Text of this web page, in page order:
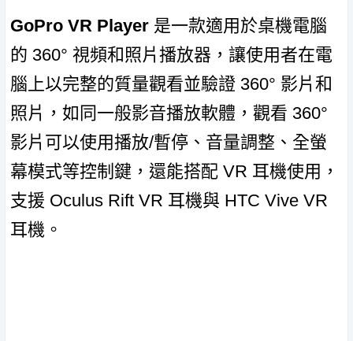
GoPro VR Player 是一款適用於桌機電腦
的 360° 視頻和照片播放器，讓使用者在電
腦上以完整的質量觀看並驗證 360° 影片和
照片，如同一般影音播放軟體，觀看 360°
影片可以使用播放/暫停、音量調整、全螢
幕模式等控制鍵，還能搭配 VR 耳機使用，
支援 Oculus Rift VR 耳機與 HTC Vive VR
耳機。